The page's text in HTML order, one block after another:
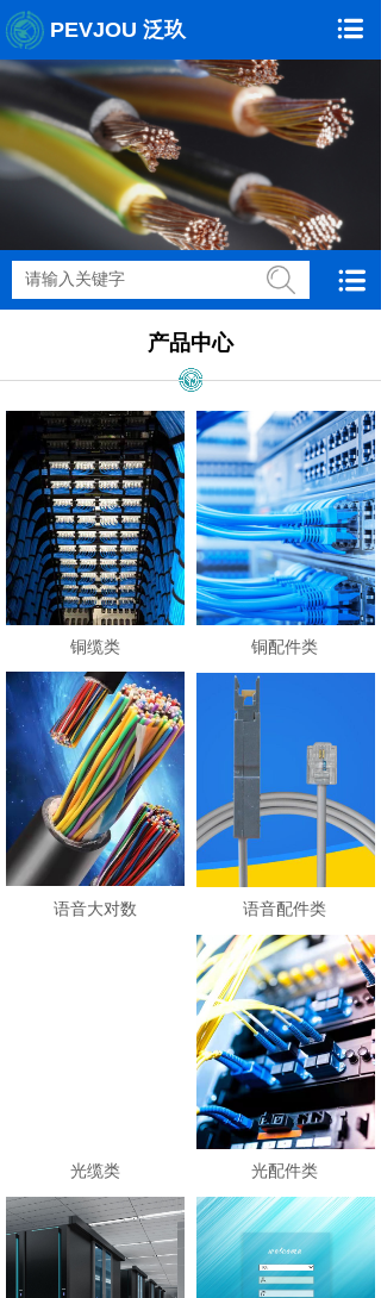
搜索
产品中心
铜配件类
铜缆类
光缆类
语音大对数 语音配件类
光配件类
PEVJOU 泛玖